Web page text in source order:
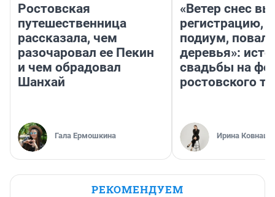
Ростовская
путешественница
рассказала, чем
разочаровал ее Пекин
и чем обрадовал
Шанхай
Гала Ермошкина
«Ветер снес
регистрацию,
подиум,
деревья»:
свадьбы на
ростовского
Ирина
РЕКОМЕНДУЕМ